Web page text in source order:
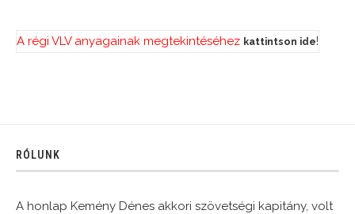
A régi VLV anyagainak megtekintéséhez kattintson ide!
RÓLUNK
A honlap Kemény Dénes akkori szövetségi kapitány, volt